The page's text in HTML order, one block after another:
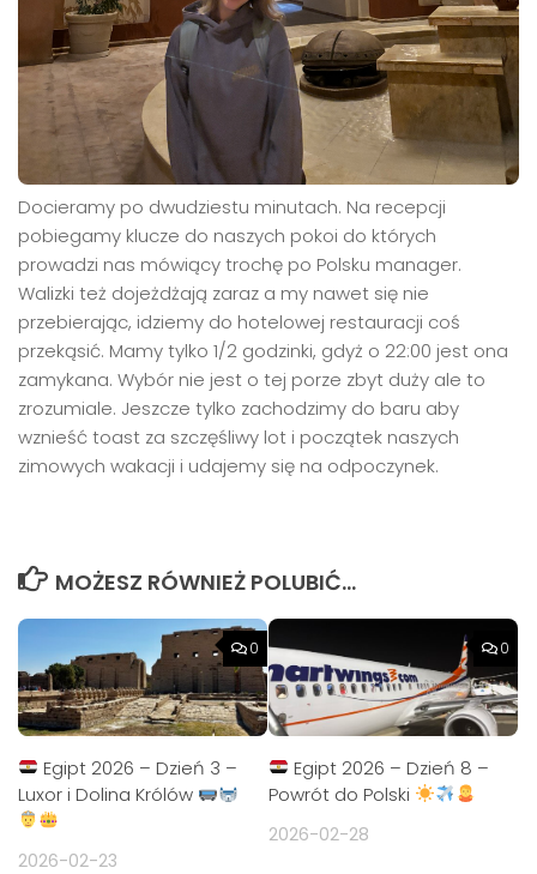
Docieramy po dwudziestu minutach. Na recepcji
pobiegamy klucze do naszych pokoi do których
prowadzi nas mówiący trochę po Polsku manager.
Walizki też dojeżdżają zaraz a my nawet się nie
przebierając, idziemy do hotelowej restauracji coś
przekąsić. Mamy tylko 1/2 godzinki, gdyż o 22:00 jest ona
zamykana. Wybór nie jest o tej porze zbyt duży ale to
zrozumiale. Jeszcze tylko zachodzimy do baru aby
wznieść toast za szczęśliwy lot i początek naszych
zimowych wakacji i udajemy się na odpoczynek.
MOŻESZ RÓWNIEŻ POLUBIĆ…
0
Egipt 2026 – Dzień 3 –
Luxor i Dolina Królów
2026-02-23
0
Egipt 2026 – Dzień 8 –
Powrót do Polski
2026-02-28